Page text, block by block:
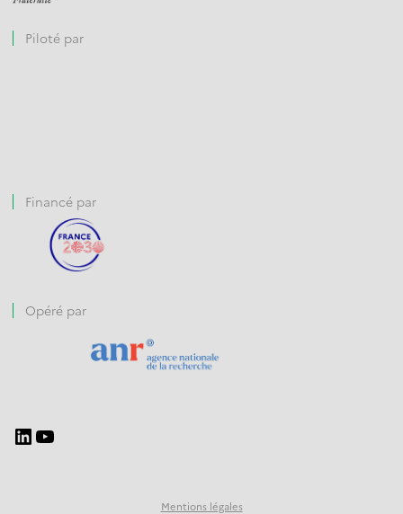
Piloté par
Financé par
Opéré par
Mentions légales